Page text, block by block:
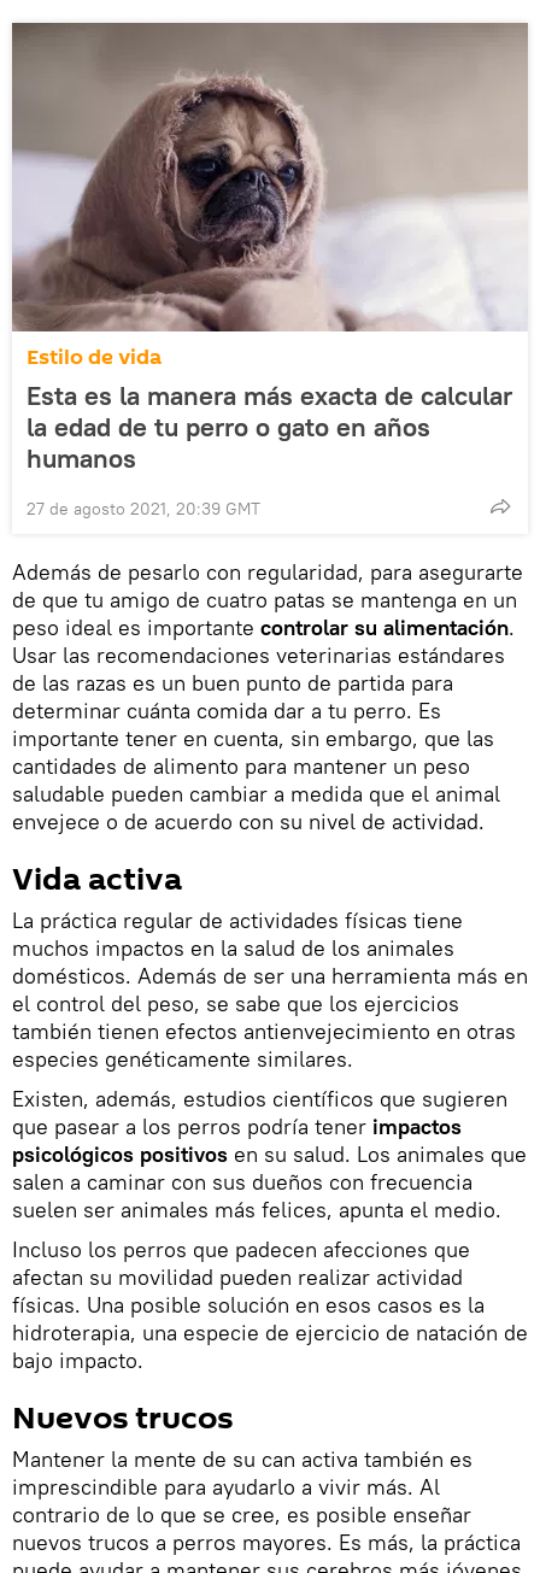
Estilo de vida
Esta es la manera más exacta de calcular
la edad de tu perro o gato en años
humanos
27 de agosto 2021, 20:39 GMT
Además de pesarlo con regularidad, para asegurarte
de que tu amigo de cuatro patas se mantenga en un
peso ideal es importante controlar su alimentación.
Usar las recomendaciones veterinarias estándares
de las razas es un buen punto de partida para
determinar cuánta comida dar a tu perro. Es
importante tener en cuenta, sin embargo, que las
cantidades de alimento para mantener un peso
saludable pueden cambiar a medida que el animal
envejece o de acuerdo con su nivel de actividad.
Vida activa
La práctica regular de actividades físicas tiene
muchos impactos en la salud de los animales
domésticos. Además de ser una herramienta más en
el control del peso, se sabe que los ejercicios
también tienen efectos antienvejecimiento en otras
especies genéticamente similares.
Existen, además, estudios científicos que sugieren
que pasear a los perros podría tener impactos
psicológicos positivos en su salud. Los animales que
salen a caminar con sus dueños con frecuencia
suelen ser animales más felices, apunta el medio.
Incluso los perros que padecen afecciones que
afectan su movilidad pueden realizar actividad
físicas. Una posible solución en esos casos es la
hidroterapia, una especie de ejercicio de natación de
bajo impacto.
Nuevos trucos
Mantener la mente de su can activa también es
imprescindible para ayudarlo a vivir más. Al
contrario de lo que se cree, es posible enseñar
nuevos trucos a perros mayores. Es más, la práctica